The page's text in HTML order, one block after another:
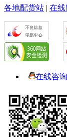
各地配货站 | 在
在线咨询